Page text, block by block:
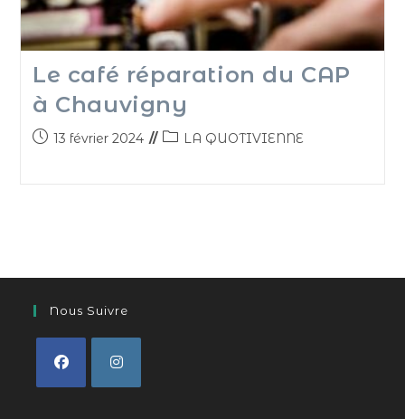
Le café réparation du CAP
à Chauvigny
13 février 2024 LA QUOTIVIENNE
Nous Suivre